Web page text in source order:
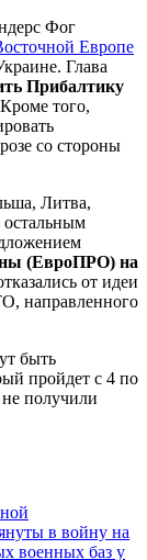
Фог
Европе
Глава
Прибалтику
того,
со стороны
Литва,
остальным
(ЕвроПРО) на
от идеи
направленного
быть
пройдет с 4 по
получили
в войну на
военных баз у